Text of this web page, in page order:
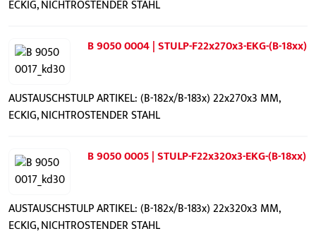
ECKIG, NICHTROSTENDER STAHL
B 9050 0004 | STULP-F22x270x3-EKG-(B-18xx)
AUSTAUSCHSTULP ARTIKEL: (B-182x/B-183x) 22x270x3 MM,
ECKIG, NICHTROSTENDER STAHL
B 9050 0005 | STULP-F22x320x3-EKG-(B-18xx)
AUSTAUSCHSTULP ARTIKEL: (B-182x/B-183x) 22x320x3 MM,
ECKIG, NICHTROSTENDER STAHL